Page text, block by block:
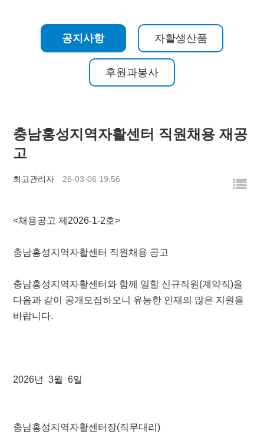
공지사항 자활생산품
후원과봉사
충남홍성지역자활센터 직원채용 재공
고
최고관리자 26-03-06 19:56
<채용공고 제2026-1-2호>
충남홍성지역자활센터 직원채용 공고
충남홍성지역자활센터와 함께 일할 신규직원(계약직)을
다음과 같이 공개모집하오니 유능한 인재의 많은 지원을
바랍니다.
2026년 3월 6일
충남홍성지역자활센터장(직무대리)